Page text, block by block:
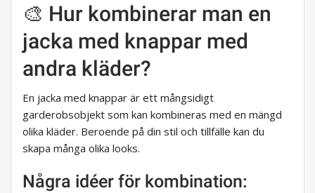
🎨 Hur kombinerar man en
jacka med knappar med
andra kläder?
En jacka med knappar är ett mångsidigt
garderobsobjekt som kan kombineras med en mängd
olika kläder. Beroende på din stil och tillfälle kan du
skapa många olika looks.
Några idéer för kombination: